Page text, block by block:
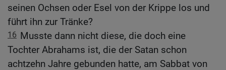
seinen Ochsen oder Esel von der Krippe los und
führt ihn zur Tränke?
16 Musste dann nicht diese, die doch eine
Tochter Abrahams ist, die der Satan schon
achtzehn Jahre gebunden hatte, am Sabbat von